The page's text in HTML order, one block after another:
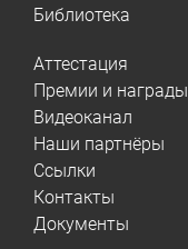
Библиотека
Аттестация
Премии и награды
Видеоканал
Наши партнёры
Ссылки
Контакты
Документы